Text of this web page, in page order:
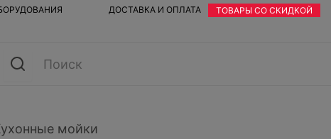
ДОСТАВКА И ОПЛАТА ТОВАРЫ СО СКИДКОЙ
мойки